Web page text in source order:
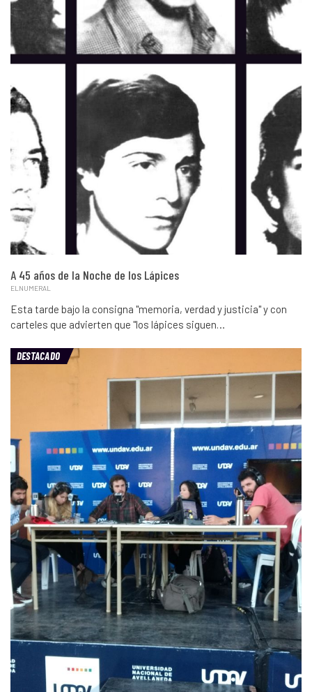
A 45 años de la Noche de los Lápices
ELNUMERAL
Esta tarde bajo la consigna "memoria, verdad y justicia" y con
carteles que advierten que "los lápices siguen…
DESTACADO